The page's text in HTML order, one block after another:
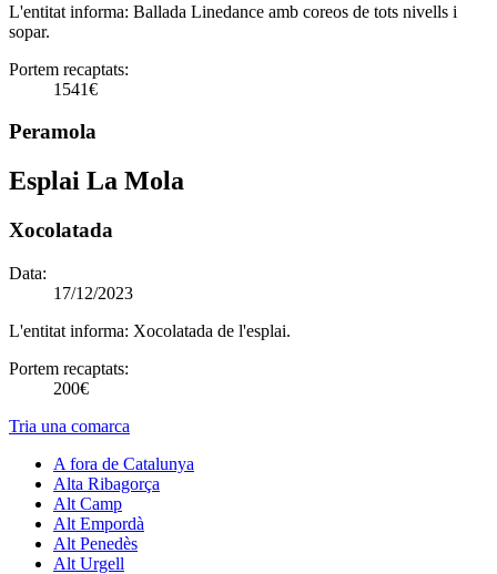
L'entitat informa: Ballada Linedance amb coreos de tots nivells i
sopar.
Portem recaptats:
1541€
Peramola
Esplai La Mola
Xocolatada
Data:
17/12/2023
L'entitat informa: Xocolatada de l'esplai.
Portem recaptats:
200€
Tria una comarca
A fora de Catalunya
Alta Ribagorça
Alt Camp
Alt Empordà
Alt Penedès
Alt Urgell